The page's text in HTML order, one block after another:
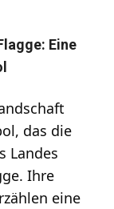
Eine
das die
Landes
Ihre
eine